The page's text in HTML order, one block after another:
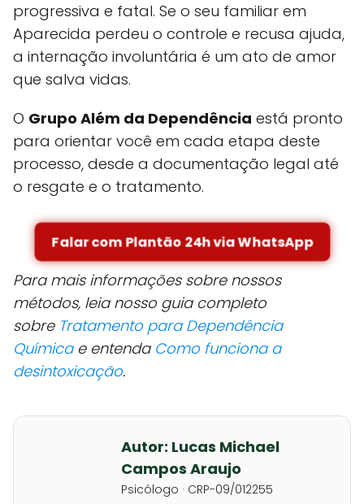
progressiva e fatal. Se o seu familiar em
Aparecida perdeu o controle e recusa ajuda,
a internação involuntária é um ato de amor
que salva vidas.
O Grupo Além da Dependência está pronto
para orientar você em cada etapa deste
processo, desde a documentação legal até
o resgate e o tratamento.
Falar com Plantão 24h via WhatsApp
Para mais informações sobre nossos
métodos, leia nosso guia completo
sobre Tratamento para Dependência
Químicae entenda Como funciona a
desintoxicação.
Autor: Lucas Michael
Campos Araujo
Psicólogo · CRP-09/012255